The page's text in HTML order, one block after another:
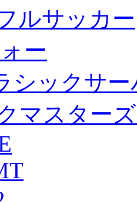
ルサッカー
ー
シックサ
マスター